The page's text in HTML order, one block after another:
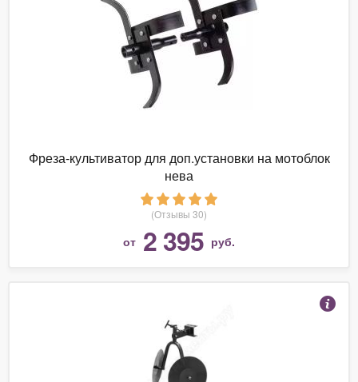
Фреза-культиватор для доп.установки на мотоблок
нева
(Отзывы 30)
от 2 395 руб.